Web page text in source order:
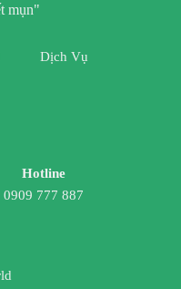
mụn"
Dịch Vụ
Hotline
0909 777 887